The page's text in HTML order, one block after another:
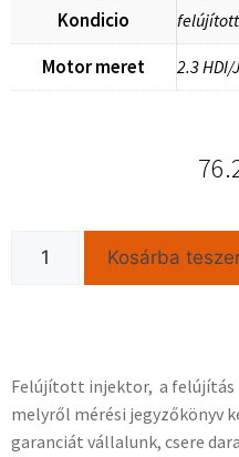
Kondicio felújított
Motor meret 2.3 HDI/
Kosárba
Felújított injektor, a
melyről mérési jegyzőkönyv
garanciát vállalunk, csere